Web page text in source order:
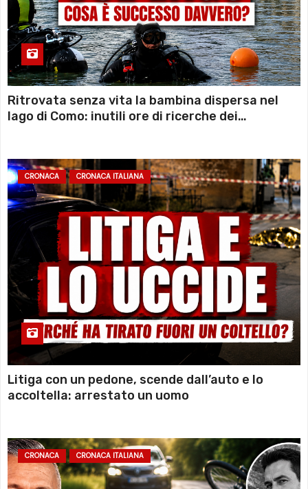
Ritrovata senza vita la bambina dispersa nel
lago di Como: inutili ore di ricerche dei
CRONACA CRONACA ITALIANA
Litiga con un pedone, scende dall’auto e lo
accoltella: arrestato un uomo
CRONACA CRONACA ITALIANA